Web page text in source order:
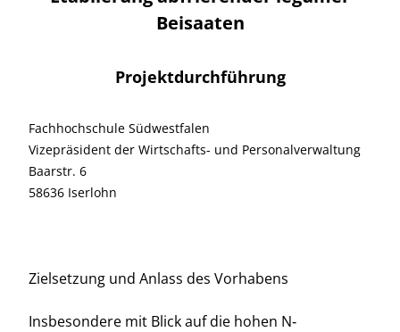
Beisaaten
Projektdurchführung
Fachhochschule Südwestfalen
Vizepräsident der Wirtschafts- und Personalverwaltung
Baarstr. 6
58636 Iserlohn
Zielsetzung und Anlass des Vorhabens
Insbesondere mit Blick auf die hohen N‐